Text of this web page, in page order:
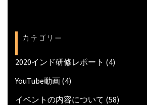
カテゴリー
2020インド研修レポート (4)
YouTube動画 (4)
イベントの内容について (58)